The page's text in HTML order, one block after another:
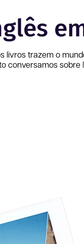
livros trazem o
conversamos sobre